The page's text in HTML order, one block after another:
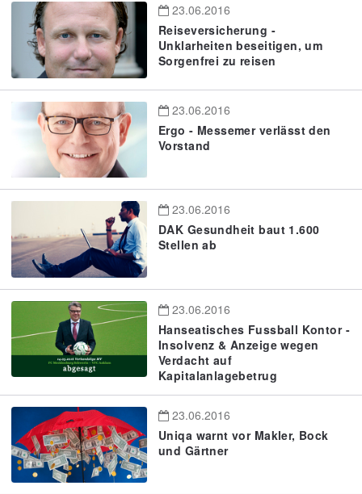
23.06.2016
Reiseversicherung -
Unklarheiten beseitigen, um
Sorgenfrei zu reisen
23.06.2016
Ergo - Messemer verlässt den
Vorstand
23.06.2016
DAK Gesundheit baut 1.600
Stellen ab
23.06.2016
Hanseatisches Fussball Kontor -
Insolvenz & Anzeige wegen
Verdacht auf
Kapitalanlagebetrug
23.06.2016
Uniqa warnt vor Makler, Bock
und Gärtner